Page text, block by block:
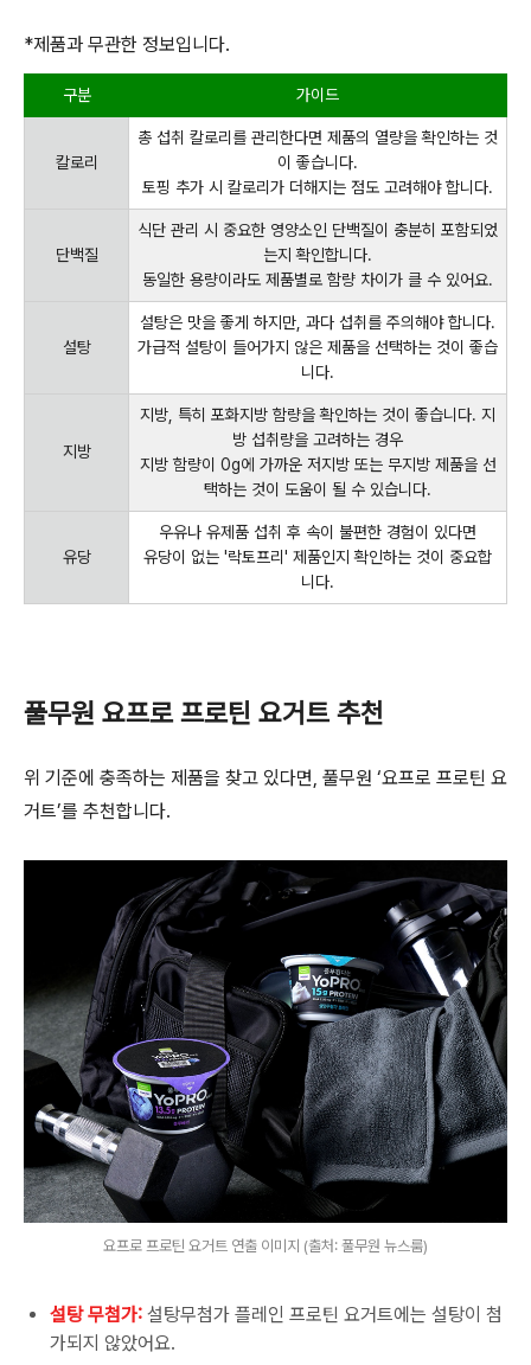
*제품과 무관한 정보입니다.
구분 가이드
칼로리
총 섭취 칼로리를 관리한다면 제품의 열량을 확인하는 것
이 좋습니다.
토핑 추가 시 칼로리가 더해지는 점도 고려해야 합니다.
단백질
식단 관리 시 중요한 영양소인 단백질이 충분히 포함되었
는지 확인합니다.
동일한 용량이라도 제품별로 함량 차이가 클 수 있어요.
설탕
설탕은 맛을 좋게 하지만 과다 섭취를 주의해야 합니다.
가급적 설탕이 들어가지 않은 제품을 선택하는 것이 좋습
니다.
지방
지방 특히 포화지방 함량을 확인하는 것이 좋습니다. 지
방 섭취량을 고려하는 경우
지방 함량이 0g에 가까운 저지방 또는 무지방 제품을 선
택하는 것이 도움이 될 수 있습니다.
유당
우유나 유제품 섭취 후 속이 불편한 경험이 있다면
유당이 없는 '락토프리' 제품인지 확인하는 것이 중요합
니다.
풀무원 요프로 프로틴 요거트 추천
위 기준에 충족하는 제품을 찾고 있다면, 풀무원 ‘요프로 프로틴 요
거트’를 추천합니다.
요프로 프로틴 요거트 연출 이미지 (출처: 풀무원 뉴스룸)
설탕 무첨가: 설탕무첨가 플레인 프로틴 요거트에는 설탕이 첨
가되지 않았어요.